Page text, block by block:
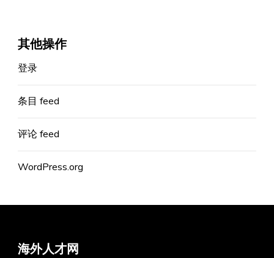
其他操作
登录
条目 feed
评论 feed
WordPress.org
海外人才网